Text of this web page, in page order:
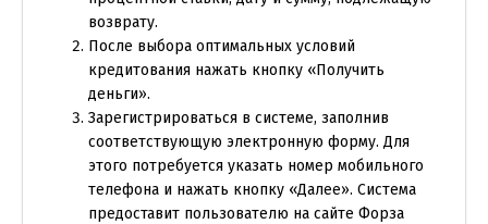
возврату.
После выбора оптимальных условий
кредитования нажать кнопку «Получить
деньги».
Зарегистрироваться в системе, заполнив
соответствующую электронную форму. Для
этого потребуется указать номер мобильного
телефона и нажать кнопку «Далее». Система
предоставит пользователю на сайте Форза